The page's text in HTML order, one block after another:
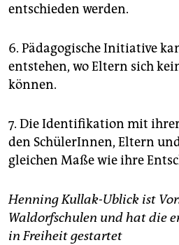
entschieden werden.
6. Pädagogische Initiative
entstehen, wo Eltern sich
können.
7. Die Identifikation mit
den SchülerInnen, Eltern
gleichen Maße wie ihre
Henning Kullak-Ublick ist
Waldorfschulen und hat die
in Freiheit gestartet